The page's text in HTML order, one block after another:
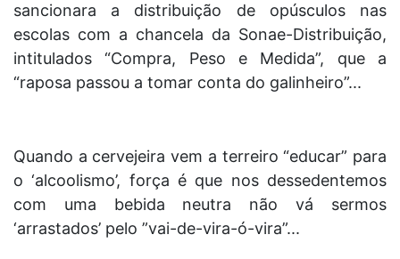
sancionara a distribuição de opúsculos nas
escolas com a chancela da Sonae-Distribuição,
intitulados “Compra, Peso e Medida”, que a
“raposa passou a tomar conta do galinheiro”...
Quando a cervejeira vem a terreiro “educar” para
o ‘alcoolismo’, força é que nos dessedentemos
com uma bebida neutra não vá sermos
‘arrastados’ pelo ”vai-de-vira-ó-vira”...